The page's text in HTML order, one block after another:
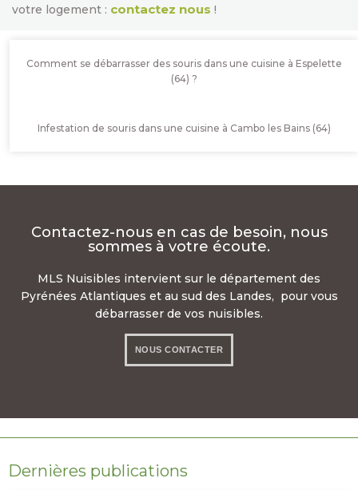
votre logement : contactez nous !
Comment se débarrasser des souris dans une cuisine à Espelette
(64) ?
Infestation de souris dans une cuisine à Cambo les Bains (64)
Contactez-nous en cas de besoin, nous
sommes à votre écoute.
MLS Nuisibles intervient sur le département des
Pyrénées Atlantiques et au sud des Landes, pour vous
débarrasser de vos nuisibles.
NOUS CONTACTER
Dernières publications